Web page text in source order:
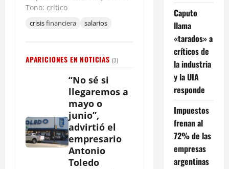
Tono: crítico
crisisfinanciera salarios
APARICIONES EN NOTICIAS (3)
“No sé si
llegaremos a
mayo o
junio”,
advirtió el
empresario
Antonio
Toledo
Caputo
llama
«tarados» a
críticos de
la industria
y la UIA
responde
Impuestos
frenan al
72% de las
empresas
argentinas